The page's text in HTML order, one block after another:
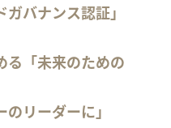
バナンス認証」
る「未来のための
のリーダーに」